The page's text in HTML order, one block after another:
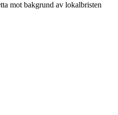
mot bakgrund av lokalbristen